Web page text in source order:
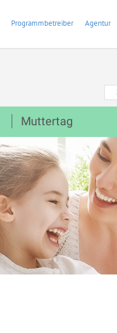
Programmbetreiber Agentur
Muttertag